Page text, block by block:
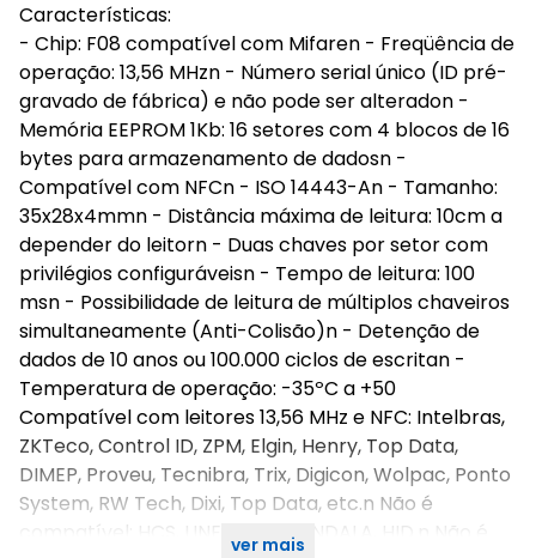
Características:
- Chip: F08 compatível com Mifaren - Freqüência de
operação: 13,56 MHzn - Número serial único (ID pré-
gravado de fábrica) e não pode ser alteradon -
Memória EEPROM 1Kb: 16 setores com 4 blocos de 16
bytes para armazenamento de dadosn -
Compatível com NFCn - ISO 14443-An - Tamanho:
35x28x4mmn - Distância máxima de leitura: 10cm a
depender do leitorn - Duas chaves por setor com
privilégios configuráveisn - Tempo de leitura: 100
msn - Possibilidade de leitura de múltiplos chaveiros
simultaneamente (Anti-Colisão)n - Detenção de
dados de 10 anos ou 100.000 ciclos de escritan -
Temperatura de operação: -35ºC a +50
Compatível com leitores 13,56 MHz e NFC: Intelbras,
ZKTeco, Control ID, ZPM, Elgin, Henry, Top Data,
DIMEP, Proveu, Tecnibra, Trix, Digicon, Wolpac, Ponto
System, RW Tech, Dixi, Top Data, etc.n Não é
compatível: HCS, LINEAR, NICE, INDALA, HID.n Não é
ver mais